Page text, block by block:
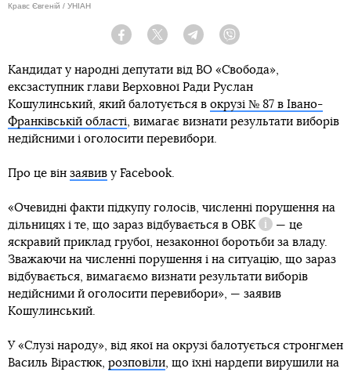
Кравс Євгеній / УНІАН
Facebook Twitter Telegram
Кандидат у народні депутати від ВО «Свобода»,
ексзаступник глави Верховної Ради Руслан
Кошулинський, який балотується в окрузі № 87 в Івано-
Франківській області , вимагає визнати результати виборів
недійсними і оголосити перевибори.
Про це він заявив у Facebook.
«Очевидні факти підкупу голосів, численні порушення на
дільницях і те, що зараз відбувається в ОВК
Довідка
— це
яскравий приклад грубої, незаконної боротьби за владу.
Зважаючи на численні порушення і на ситуацію, що зараз
відбувається, вимагаємо визнати результати виборів
недійсними й оголосити перевибори», — заявив
Кошулинський.
У «Слузі народу», від якої на окрузі балотується стронгмен
Василь Вірастюк, розповіли , що їхні нардепи вирушили на